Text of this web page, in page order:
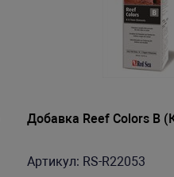
Добавка Reef Colors B
Артикул: RS-R22053